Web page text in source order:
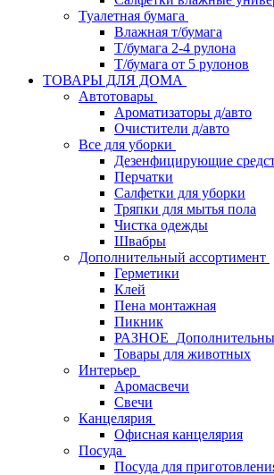
Туалетная бумага
Влажная т/бумага
Т/бумага 2-4 рулона
Т/бумага от 5 рулонов
ТОВАРЫ ДЛЯ ДОМА
Автотовары
Ароматизаторы д/авто
Очистители д/авто
Все для уборки
Дезенфицирующие
Перчатки
Салфетки для уборки
Тряпки для мытья пола
Чистка одежды
Швабры
Дополнительный ассортимент
Герметики
Клей
Пена монтажная
Пикник
Товары для животных
Интерьер
Аромасвечи
Свечи
Канцелярия
Офисная канцелярия
Посуда
Посуда для